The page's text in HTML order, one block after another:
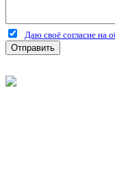
Даю своё согласие на
Отправить